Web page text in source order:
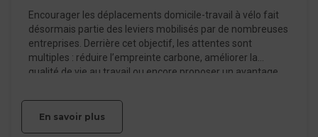
Encourager les déplacements domicile-travail à vélo fait
désormais partie des leviers mobilisés par de nombreuses
entreprises. Derrière cet objectif, les attentes sont
multiples : réduire l’empreinte carbone, améliorer la
qualité de vie au travail ou encore proposer un avantage
contexte, les entreprises peuvent mettre en place une
prime vélo. En pratique, ce dispositif s’inscrit dans une
En savoir plus